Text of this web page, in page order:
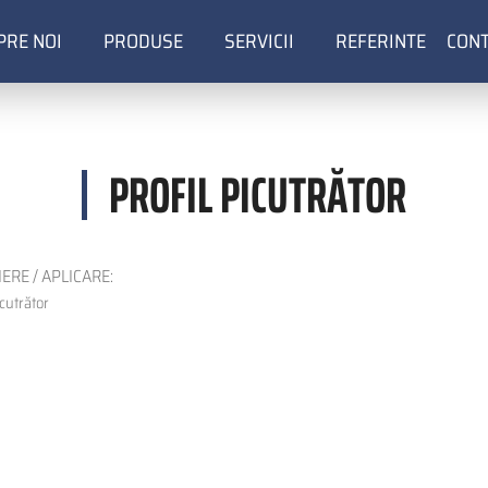
NOI PRODUSE SERVICII REFERINTE
PROFIL PICUTRĂTOR
/ APLICARE: